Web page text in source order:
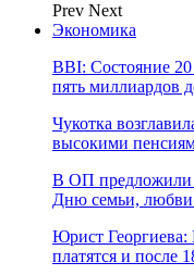
Prev Next
Экономика
BBI: Состояние 20
пять миллиардов
Чукотка
высокими
В ОП предложили
Дню семьи, любви
Юрист Георгиева:
платятся и после